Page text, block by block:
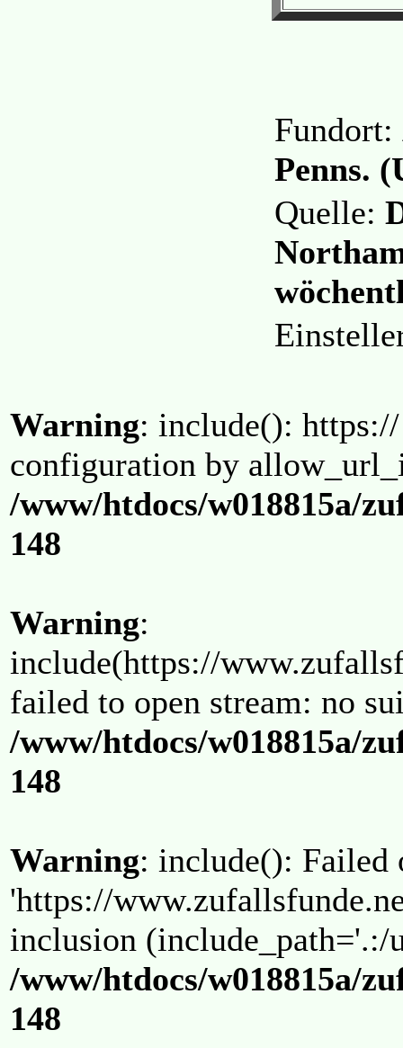
Fundort:
Penns.
Quelle:
Warning: include():
configuration by
/www/htdocs/w018815a/
148
Warning:
include(https://
failed to open stream: no
/www/htdocs/w018815a/
148
Warning: include(): Failed
'https://
inclusion (include_path='.:/
/www/htdocs/w018815a/
148